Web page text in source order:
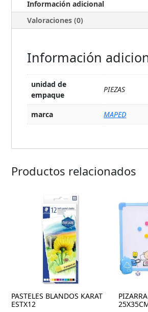
Información adicional
Valoraciones (0)
Información
unidad de
empaque
PIEZAS
marca MAPED
Productos relacionados
PASTELES BLANDOS KARAT
ESTX12